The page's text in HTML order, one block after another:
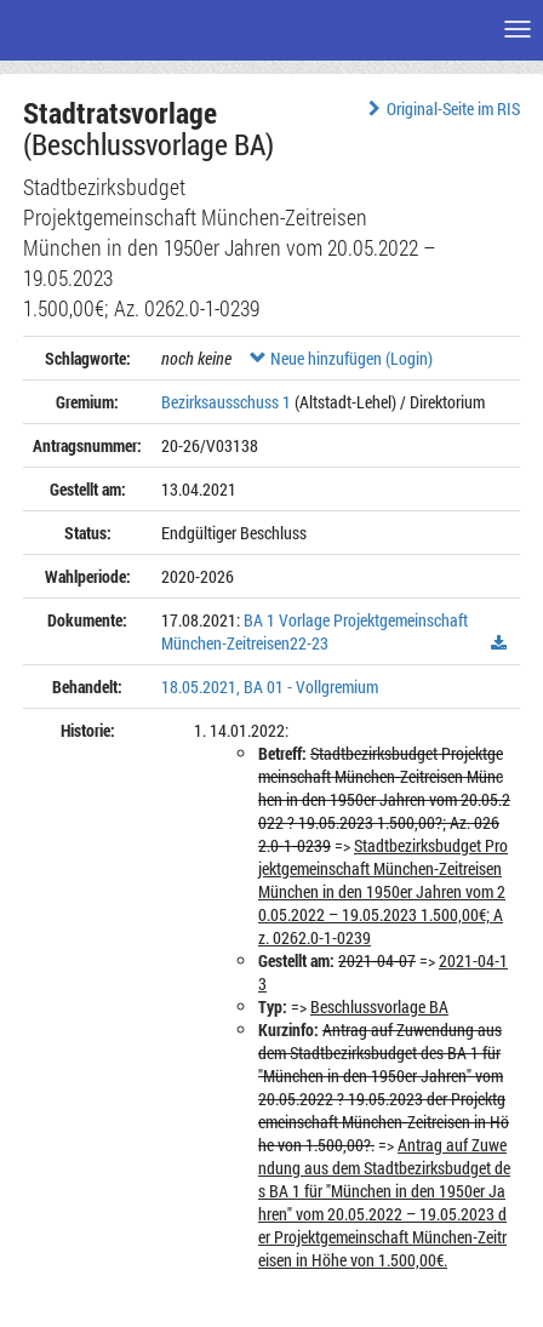
Seiteninhalt
Original-Seite im RIS
Stadtratsvorlage
(Beschlussvorlage BA)
Stadtbezirksbudget
Projektgemeinschaft München-Zeitreisen
München in den 1950er Jahren vom 20.05.2022 –
19.05.2023
1.500,00€; Az. 0262.0-1-0239
Schlagworte: noch keine
Neue hinzufügen (Login)
Gremium:
Bezirksausschuss 1 (Altstadt-Lehel) / Direktorium
Antragsnummer:
20-26/V03138
Gestellt am:
13.04.2021
Status:
Endgültiger Beschluss
Wahlperiode:
2020-2026
Dokumente:
17.08.2021: BA 1 Vorlage Projektgemeinschaft
München-Zeitreisen22-23
Behandelt:
18.05.2021, BA 01 - Vollgremium
Historie:
14.01.2022:
Betreff: Stadtbezirksbudget Projektge
meinschaft München-Zeitreisen Münc
hen in den 1950er Jahren vom 20.05.2
022 ? 19.05.2023 1.500,00?; Az. 026
2.0-1-0239=>Stadtbezirksbudget Pro
jektgemeinschaft München-Zeitreisen
München in den 1950er Jahren vom 2
0.05.2022 – 19.05.2023 1.500,00€; A
z. 0262.0-1-0239
Gestellt am: 2021-04-07=>2021-04-1
3
Typ: => Beschlussvorlage BA
Kurzinfo: Antrag auf Zuwendung aus
dem Stadtbezirksbudget des BA 1 für
"München in den 1950er Jahren" vom
20.05.2022 ? 19.05.2023 der Projektg
emeinschaft München-Zeitreisen in Hö
he von 1.500,00?.=>Antrag auf Zuwe
ndung aus dem Stadtbezirksbudget de
s BA 1 für "München in den 1950er Ja
hren" vom 20.05.2022 – 19.05.2023 d
er Projektgemeinschaft München-Zeitr
eisen in Höhe von 1.500,00€.